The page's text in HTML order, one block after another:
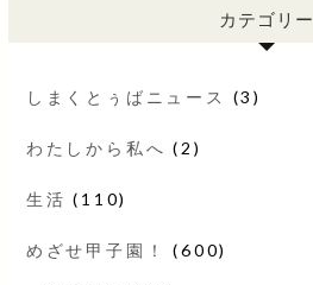
カテゴリー
しまくとぅばニュース (3)
わたしから私へ (2)
生活 (110)
めざせ甲子園！ (600)